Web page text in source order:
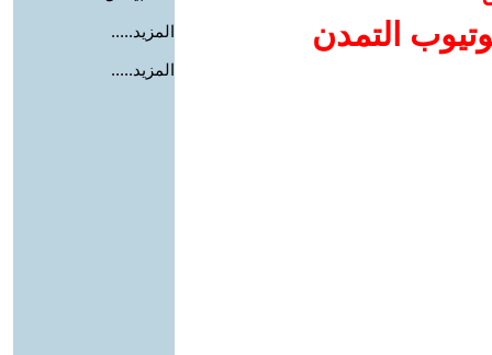
التمدن
المزيد.....
المزيد.....